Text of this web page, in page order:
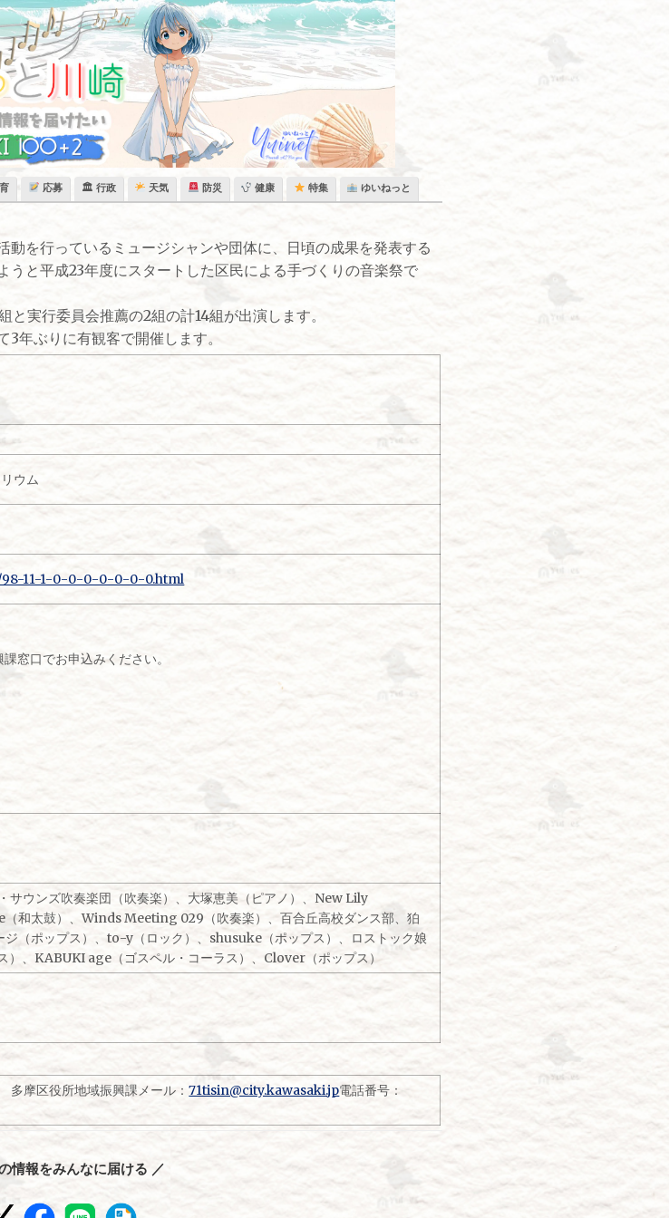
応募 🏛 行政 天気 防災 健康 特集 ゆいねっと
を行っているミュージシャンや団体に、日頃の成果を発表する
と平成23年度にスタートした区民による手づくりの音楽祭で
実行委員会推薦の2組の計14組が出演します。
年ぶりに有観客で開催します。
ウム
98-11-1-0-0-0-0-0-0-0.html
窓口でお申込みください。
サウンズ吹奏楽団（吹奏楽）、大塚恵美（ピアノ）、New Lily
和太鼓）、Winds Meeting 029（吹奏楽）、百合丘高校ダンス部、狛
ジ（ポップス）、to-y（ロック）、shusuke（ポップス）、ロストック娘
、KABUKI age（ゴスペル・コーラス）、Clover（ポップス）
多摩区役所地域振興課メール：71tisin@city.kawasaki.jp電話番号：
情報をみんなに届ける ／